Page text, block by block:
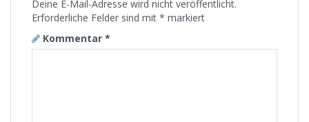
Deine E-Mail-Adresse wird nicht veröffentlicht.
Erforderliche Felder sind mit * markiert
Kommentar *